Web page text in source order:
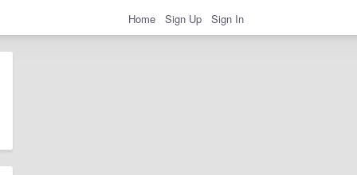
Home Sign Up Sign In